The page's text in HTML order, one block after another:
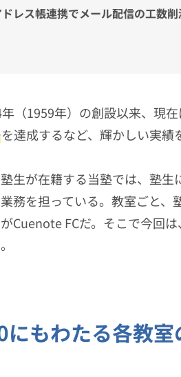
レス帳連携でメール配信の工数
（1959年）の創設以来、現
を達成するなど、輝かしい実績
生が在籍する当塾では、塾
務を担っている。教室ごと
Cuenote FCだ。そこで今回
にもわたる各教